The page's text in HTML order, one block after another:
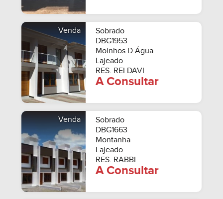
Venda
Sobrado
DBG1953
Moinhos D Água
Lajeado
RES. REI DAVI
A Consultar
Venda
Sobrado
DBG1663
Montanha
Lajeado
RES. RABBI
A Consultar